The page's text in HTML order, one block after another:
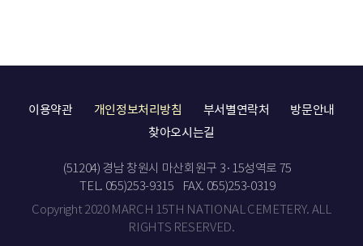
이용약관 개인정보처리방침 부서별연락처
방문안내
찾아오시는길
(51204) 경남 창원시 마산회원구 3·15성역로 75
TEL. 055)253-9315
FAX. 055)253-0319
Copyright 2020 MARCH 15TH NATIONAL CEMETERY. ALL
RIGHTS RESERVED.